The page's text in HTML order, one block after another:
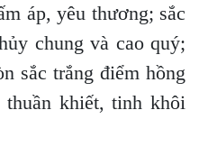
áp, yêu thương; sắc
chung và cao quý;
sắc trắng điểm hồng
khiết, tinh khôi